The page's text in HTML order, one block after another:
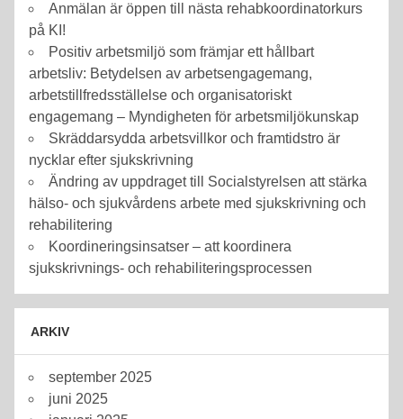
Anmälan är öppen till nästa rehabkoordinatorkurs
på KI!
Positiv arbetsmiljö som främjar ett hållbart
arbetsliv: Betydelsen av arbetsengagemang,
arbetstillfredsställelse och organisatoriskt
engagemang – Myndigheten för arbetsmiljökunskap
Skräddarsydda arbetsvillkor och framtidstro är
nycklar efter sjukskrivning
Ändring av uppdraget till Socialstyrelsen att stärka
hälso- och sjukvårdens arbete med sjukskrivning och
rehabilitering
Koordineringsinsatser – att koordinera
sjukskrivnings- och rehabiliteringsprocessen
ARKIV
september 2025
juni 2025